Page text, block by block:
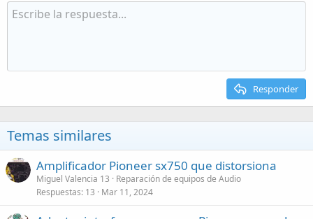
Responder
Temas similares
Amplificador Pioneer sx750 que distorsiona
Miguel Valencia 13
Reparación de equipos de Audio
Respuestas 13 Mar 11, 2024